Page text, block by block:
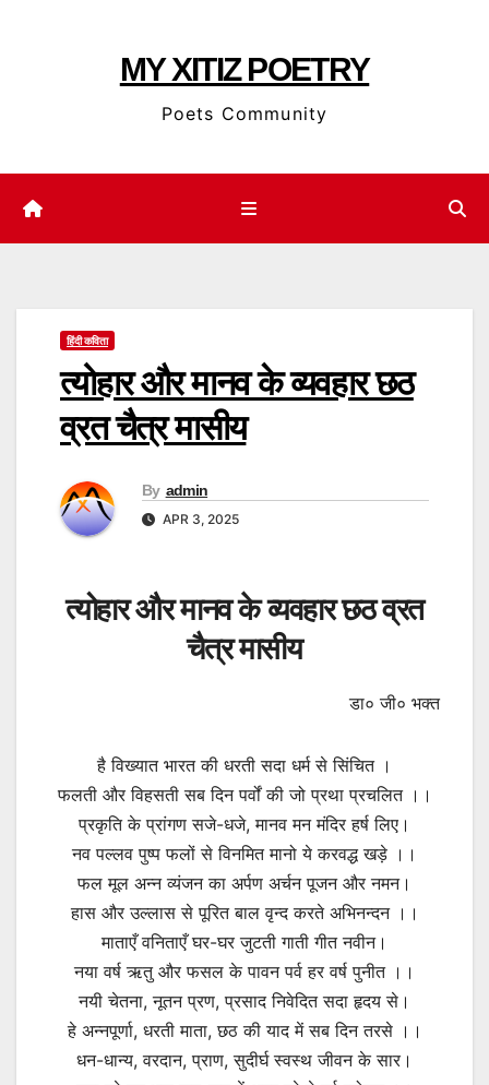
MY XITIZ POETRY
Poets Community
हिंदी कविता
त्योहार और मानव के व्यवहार छठ
व्रत चैत्र मासीय
By admin
APR 3, 2025
त्योहार और मानव के व्यवहार छठ व्रत
चैत्र मासीय
डा० जी० भक्त
है विख्यात भारत की धरती सदा धर्म से सिंचित ।
फलती और विहसती सब दिन पर्वों की जो प्रथा प्रचलित ।।
प्रकृति के प्रांगण सजे-धजे, मानव मन मंदिर हर्ष लिए।
नव पल्लव पुष्प फलों से विनमित मानो ये करवद्ध खड़े ।।
फल मूल अन्न व्यंजन का अर्पण अर्चन पूजन और नमन।
हास और उल्लास से पूरित बाल वृन्द करते अभिनन्दन ।।
माताएँ वनिताएँ घर-घर जुटती गाती गीत नवीन।
नया वर्ष ऋतु और फसल के पावन पर्व हर वर्ष पुनीत ।।
नयी चेतना, नूतन प्रण, प्रसाद निवेदित सदा हृदय से।
हे अन्नपूर्णा, धरती माता, छठ की याद में सब दिन तरसे ।।
धन-धान्य, वरदान, प्राण, सुदीर्घ स्वस्थ जीवन के सार।